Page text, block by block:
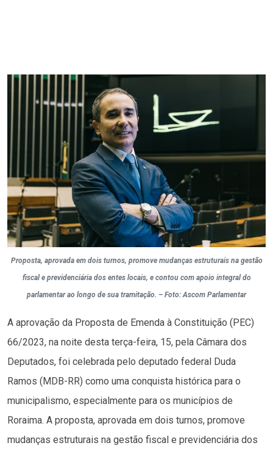
Proposta, aprovada em dois turnos, promove mudanças estruturais na gestão
fiscal e previdenciária dos entes locais, e contou com apoio integral do
parlamentar ao longo de sua tramitação. – Foto: Ascom Parlamentar
A aprovação da Proposta de Emenda à Constituição (PEC)
66/2023, na noite desta terça-feira, 15, pela Câmara dos
Deputados, foi celebrada pelo deputado federal Duda
Ramos (MDB-RR) como uma conquista histórica para o
municipalismo, especialmente para os municípios de
Roraima. A proposta, aprovada em dois turnos, promove
mudanças estruturais na gestão fiscal e previdenciária dos